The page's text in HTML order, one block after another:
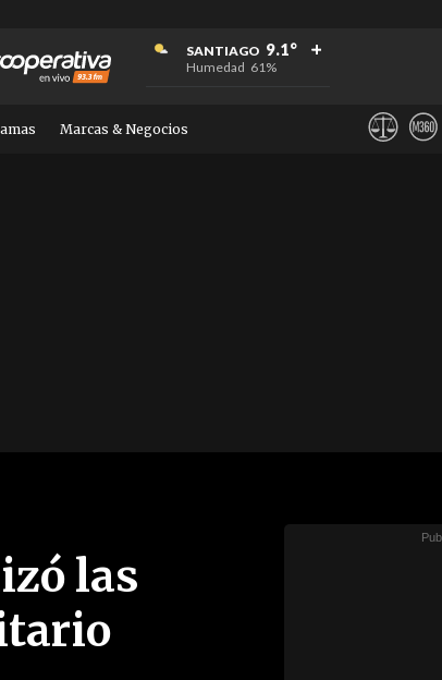
SANTIAGO 9.1°
Humedad 61%
+
+
+
Marcas & Negocios
las